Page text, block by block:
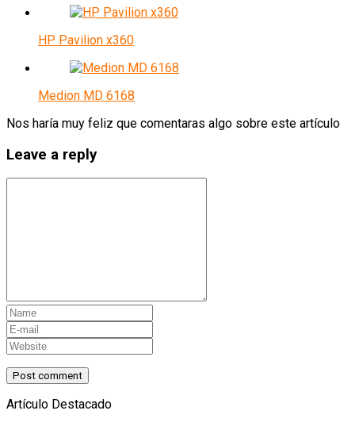
HP Pavilion x360
Medion MD 6168
Nos haría muy feliz que comentaras algo sobre este artículo
Leave a reply
Artículo Destacado